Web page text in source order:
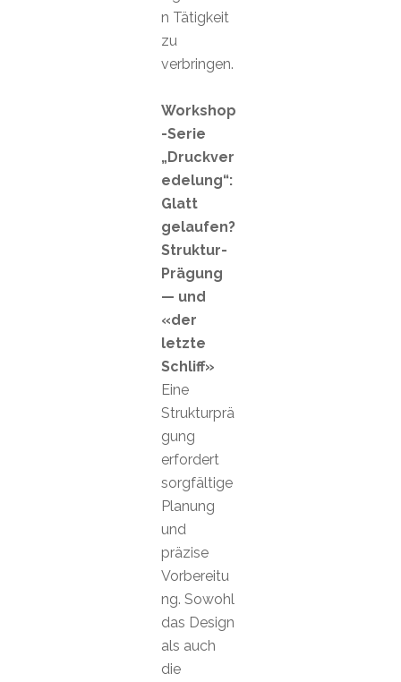
n Tätigkeit
zu
verbringen.
Workshop
-Serie
„Druckver
edelung“:
Glatt
gelaufen?
Struktur-
Prägung
— und
«der
letzte
Schliff»
Eine
Strukturprä
gung
erfordert
sorgfältige
Planung
und
präzise
Vorbereitu
ng. Sowohl
das Design
als auch
die